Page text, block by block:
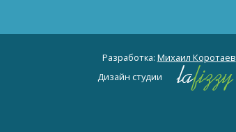
Разработка: Михаил Коротаев
Дизайн студии